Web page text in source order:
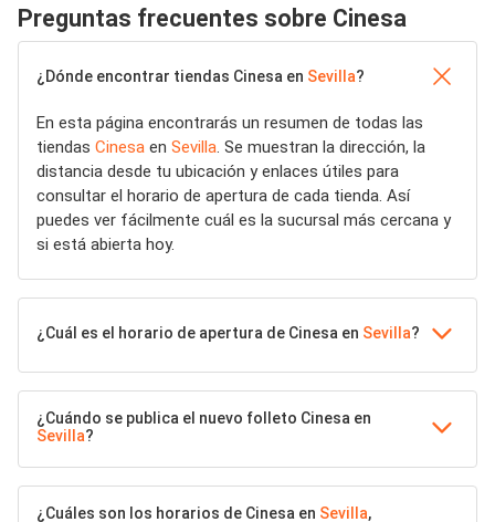
Preguntas frecuentes sobre Cinesa
¿Dónde encontrar tiendas Cinesa en Sevilla?
En esta página encontrarás un resumen de todas las
tiendas Cinesa en Sevilla. Se muestran la dirección, la
distancia desde tu ubicación y enlaces útiles para
consultar el horario de apertura de cada tienda. Así
puedes ver fácilmente cuál es la sucursal más cercana y
si está abierta hoy.
¿Cuál es el horario de apertura de Cinesa en Sevilla?
¿Cuándo se publica el nuevo folleto Cinesa en
Sevilla?
¿Cuáles son los horarios de Cinesa en Sevilla,